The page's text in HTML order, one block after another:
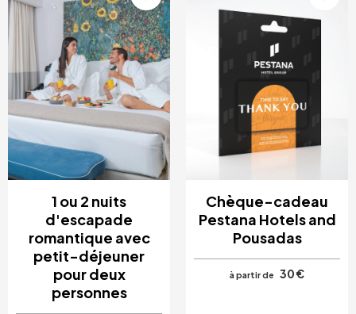
1 ou 2 nuits
d'escapade
romantique avec
petit-déjeuner
pour deux
personnes
Chèque-cadeau
Pestana Hotels and
Pousadas
à partir de 30 €